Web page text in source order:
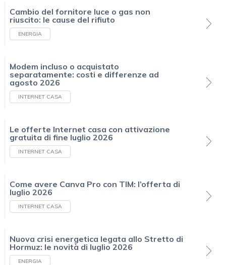
Cambio del fornitore luce o gas non
riuscito: le cause del rifiuto
ENERGIA
Modem incluso o acquistato
separatamente: costi e differenze ad
agosto 2026
INTERNET CASA
Le offerte Internet casa con attivazione
gratuita di fine luglio 2026
INTERNET CASA
Come avere Canva Pro con TIM: l’offerta di
luglio 2026
INTERNET CASA
Nuova crisi energetica legata allo Stretto di
Hormuz: le novità di luglio 2026
ENERGIA